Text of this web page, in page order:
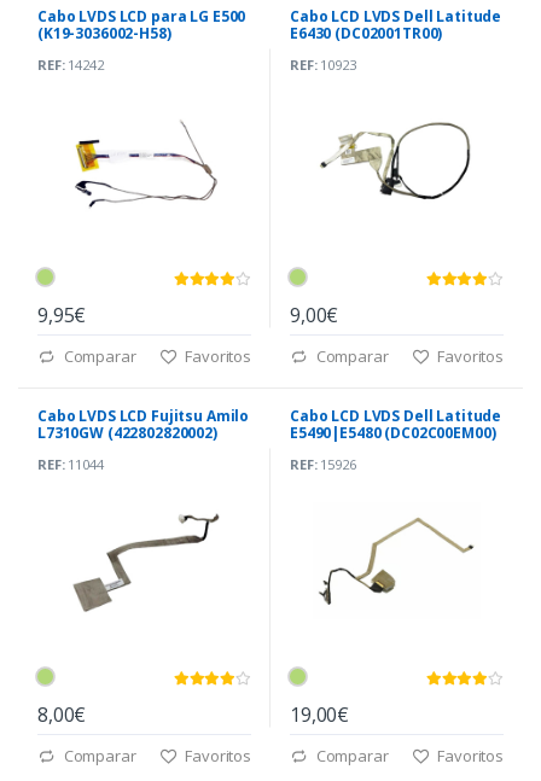
Cabo LVDS LCD para LG E500
(K19-3036002-H58)
REF:14242
9,95€
Comparar Favoritos
Cabo LCD LVDS Dell Latitude
E6430 (DC02001TR00)
REF:10923
9,00€
Comparar Favoritos
Cabo LVDS LCD Fujitsu Amilo
L7310GW (422802820002)
REF:11044
8,00€
Comparar Favoritos
Cabo LCD LVDS Dell Latitude
E5490|E5480 (DC02C00EM00)
REF:15926
19,00€
Comparar Favoritos